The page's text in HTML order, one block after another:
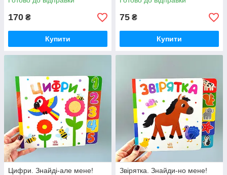
170 ₴
Купити
75 ₴
Купити
Цифри. Знайді-але мене!
Звірятка. Знайди-но мене!